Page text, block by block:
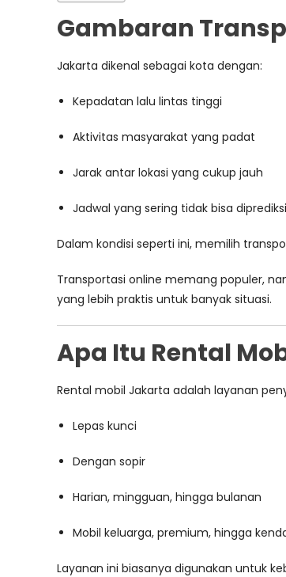
Gambaran
Jakarta dikenal sebagai kota dengan:
Kepadatan lalu lintas tinggi
Aktivitas masyarakat yang padat
Jarak antar lokasi yang cukup jauh
Jadwal yang sering tidak bisa diprediksi
Dalam kondisi seperti ini, memilih
Transportasi online memang populer,
yang lebih praktis untuk banyak situasi.
Apa Itu Rental
Rental mobil Jakarta adalah layanan
Lepas kunci
Dengan sopir
Harian, mingguan, hingga bulanan
Mobil keluarga, premium, hingga
Layanan ini biasanya digunakan untuk